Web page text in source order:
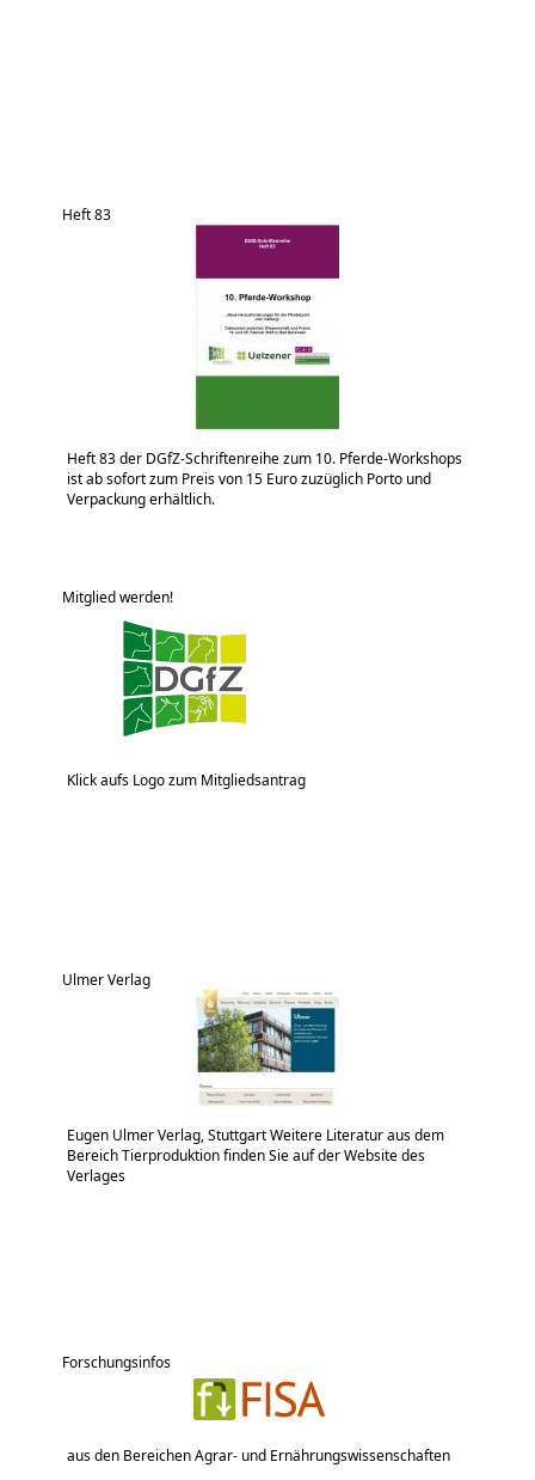
Heft 83
Heft 83 der DGfZ-Schriftenreihe zum 10. Pferde-Workshops
ist ab sofort zum Preis von 15 Euro zuzüglich Porto und
Verpackung erhältlich.
Mitglied werden!
Klick aufs Logo zum Mitgliedsantrag
Ulmer Verlag
Eugen Ulmer Verlag, Stuttgart Weitere Literatur aus dem
Bereich Tierproduktion finden Sie auf der Website des
Verlages
Forschungsinfos
aus den Bereichen Agrar- und Ernährungswissenschaften